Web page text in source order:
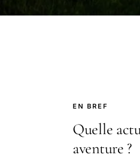
EN BREF
Quelle
aventure ?